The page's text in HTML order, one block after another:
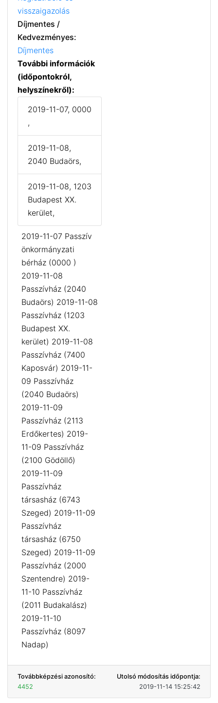
visszaigazolás
Díjmentes /
Kedvezményes:
Díjmentes
További információk
(időpontokról,
helyszínekről):
2019-11-07, 0000
,
2019-11-08,
2040 Budaörs,
2019-11-08, 1203
Budapest XX.
kerület,
2019-11-07 Passzív
önkormányzati
bérház (0000 )
2019-11-08
Passzívház (2040
Budaörs) 2019-11-08
Passzívház (1203
Budapest XX.
kerület) 2019-11-08
Passzívház (7400
Kaposvár) 2019-11-
09 Passzívház
(2040 Budaörs)
2019-11-09
Passzívház (2113
Erdőkertes) 2019-
11-09 Passzívház
(2100 Gödöllő)
2019-11-09
Passzívház
társasház (6743
Szeged) 2019-11-09
Passzívház
társasház (6750
Szeged) 2019-11-09
Passzívház (2000
Szentendre) 2019-
11-10 Passzívház
(2011 Budakalász)
2019-11-10
Passzívház (8097
Nadap)
Továbbképzési azonosító:
4452
Utolsó módosítás időpontja:
2019-11-14 15:25:42